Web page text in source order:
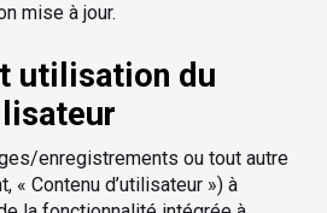
mise à jour.
utilisation du
enregistrements ou tout autre
« Contenu d’utilisateur ») à